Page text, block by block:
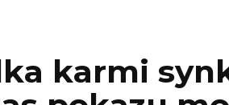
karmi